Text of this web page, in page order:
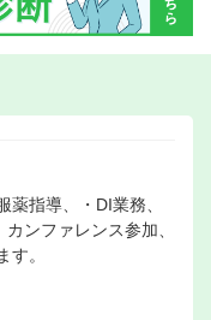
薬指導、・DI業務、
ンファレンス参加、
。